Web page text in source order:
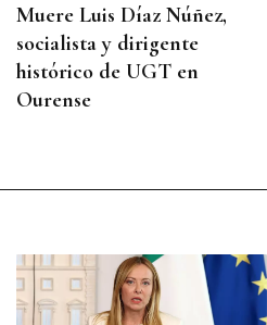
Muere Luis Díaz Núñez,
socialista y dirigente
histórico de UGT en
Ourense